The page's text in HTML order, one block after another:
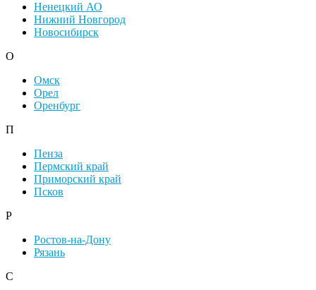
Ненецкий АО
Нижний Новгород
Новосибирск
О
Омск
Орел
Оренбург
П
Пенза
Пермский край
Приморский край
Псков
Р
Ростов-на-Дону
Рязань
С